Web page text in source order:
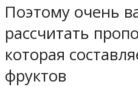
Поэтому очень
рассчитать
которая
фруктов